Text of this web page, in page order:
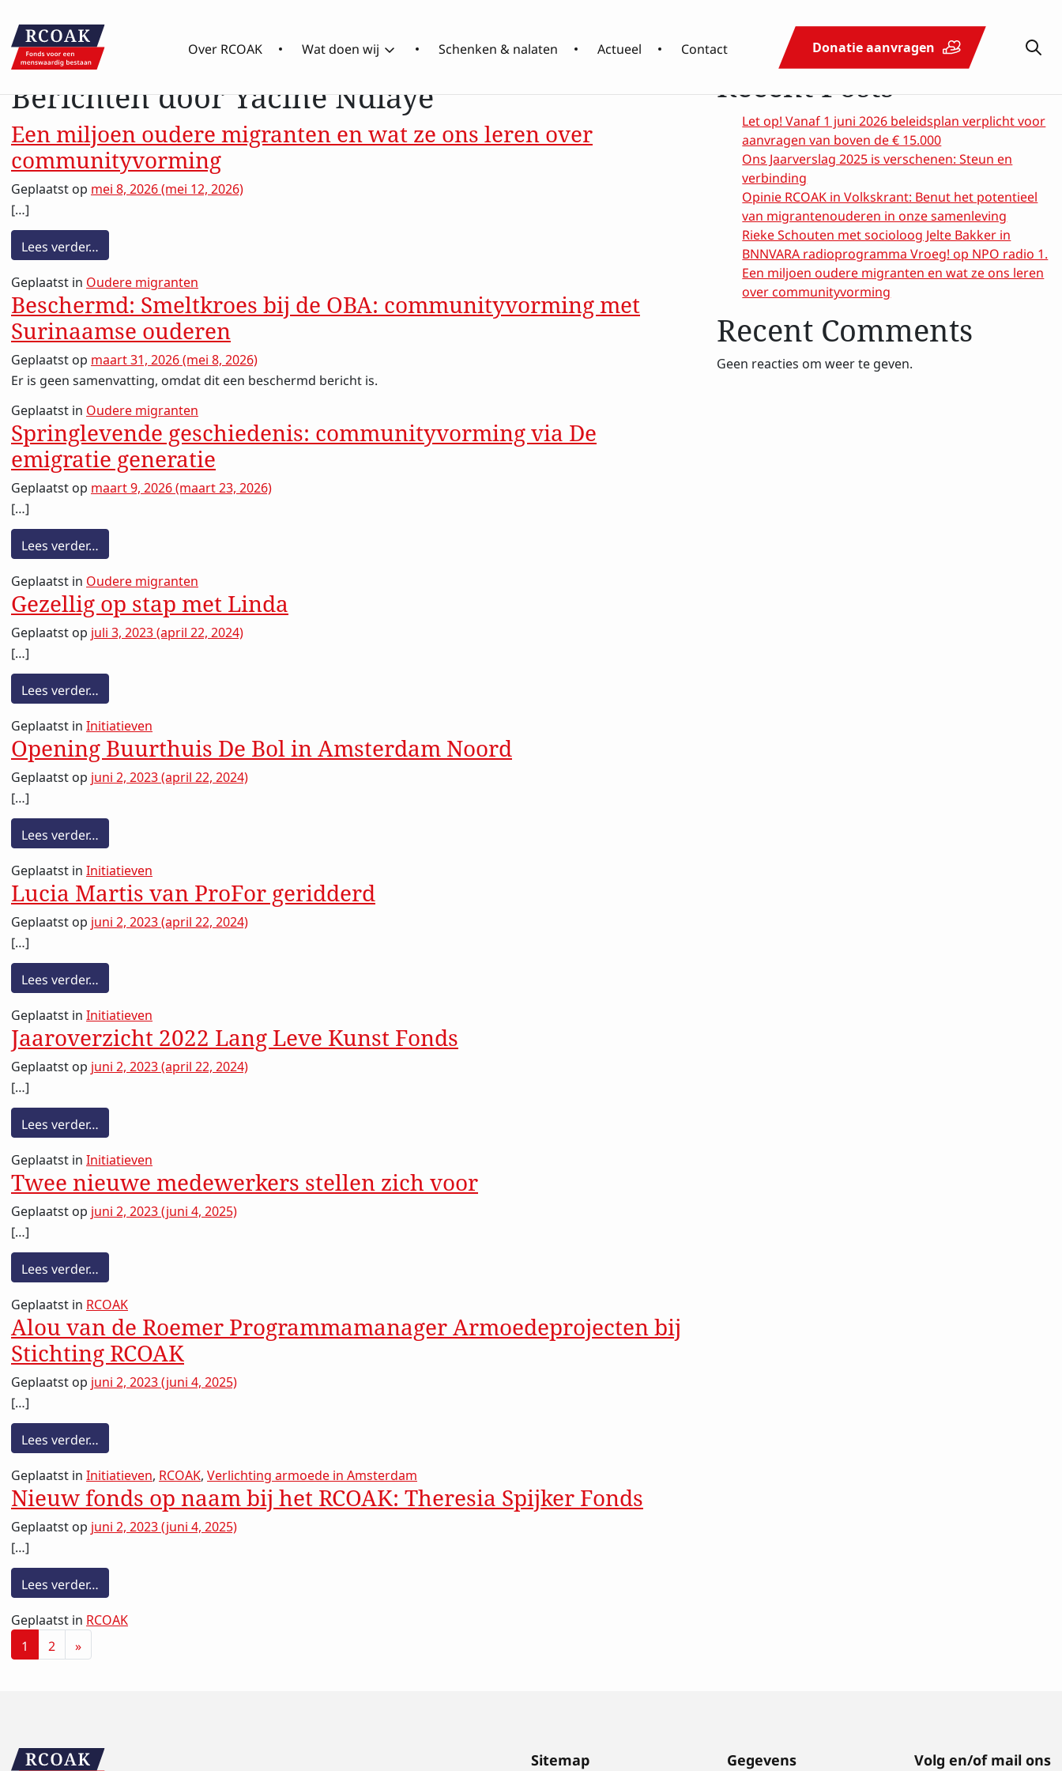
Over RCOAK Wat doen wij Schenken & nalaten Actueel Contact Donatie aanvragen
Over
Schenken
& nalaten
Actueel Contact
Auteur: Yacine Ndiaye
Berichten door Yacine Ndiaye
Een miljoen oudere migranten en wat ze ons leren over
communityvorming
Geplaatst op mei 8, 2026(mei 12, 2026)
[…]
Lees verder…
Geplaatst in Oudere migranten
Beschermd: Smeltkroes bij de OBA: communityvorming met
Surinaamse ouderen
Geplaatst op maart 31, 2026(mei 8, 2026)
Er is geen samenvatting, omdat dit een beschermd bericht is.
Geplaatst in Oudere migranten
Springlevende geschiedenis: communityvorming via De
emigratie generatie
Geplaatst op maart 9, 2026(maart 23, 2026)
[…]
Lees verder…
Geplaatst in Oudere migranten
Gezellig op stap met Linda
Geplaatst op juli 3, 2023(april 22, 2024)
[…]
Lees verder…
Geplaatst in Initiatieven
Opening Buurthuis De Bol in Amsterdam Noord
Geplaatst op juni 2, 2023(april 22, 2024)
[…]
Lees verder…
Geplaatst in Initiatieven
Lucia Martis van ProFor geridderd
Geplaatst op juni 2, 2023(april 22, 2024)
[…]
Lees verder…
Geplaatst in Initiatieven
Jaaroverzicht 2022 Lang Leve Kunst Fonds
Geplaatst op juni 2, 2023(april 22, 2024)
[…]
Lees verder…
Geplaatst in Initiatieven
Twee nieuwe medewerkers stellen zich voor
Geplaatst op juni 2, 2023(juni 4, 2025)
[…]
Lees verder…
Geplaatst in RCOAK
Alou van de Roemer Programmamanager Armoedeprojecten bij
Stichting RCOAK
Geplaatst op juni 2, 2023(juni 4, 2025)
[…]
Lees verder…
Geplaatst in Initiatieven, RCOAK, Verlichting armoede in Amsterdam
Nieuw fonds op naam bij het RCOAK: Theresia Spijker Fonds
Geplaatst op juni 2, 2023(juni 4, 2025)
[…]
Lees verder…
Geplaatst in RCOAK
Berichten navigatie
1 2 »
Zoeken
Recent Posts
Let op! Vanaf 1 juni 2026 beleidsplan verplicht voor
aanvragen van boven de € 15.000
Ons Jaarverslag 2025 is verschenen: Steun en
verbinding
Opinie RCOAK in Volkskrant: Benut het potentieel
van migrantenouderen in onze samenleving
Rieke Schouten met socioloog Jelte Bakker in
BNNVARA radioprogramma Vroeg! op NPO radio 1.
Een miljoen oudere migranten en wat ze ons leren
over communityvorming
Recent Comments
Geen reacties om weer te geven.
Inschrijven op de nieuwsbrief
E-mailadres
Inschrijven
Sitemap Gegevens Volg en/of mail ons